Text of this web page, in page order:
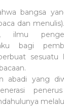
bangsa
dan
ilmu
bagi
sesuatu
abadi yang